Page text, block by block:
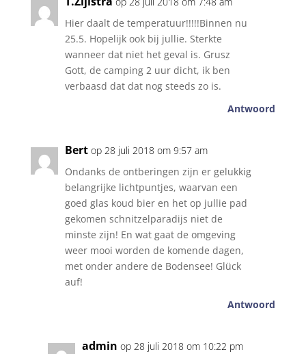
Hier daalt de temperatuur!!!!!Binnen nu
25.5. Hopelijk ook bij jullie. Sterkte
wanneer dat niet het geval is. Grusz
Gott, de camping 2 uur dicht, ik ben
verbaasd dat dat nog steeds zo is.
Antwoord
Bert op 28 juli 2018 om 9:57 am
Ondanks de ontberingen zijn er gelukkig
belangrijke lichtpuntjes, waarvan een
goed glas koud bier en het op jullie pad
gekomen schnitzelparadijs niet de
minste zijn! En wat gaat de omgeving
weer mooi worden de komende dagen,
met onder andere de Bodensee! Glück
auf!
Antwoord
admin op 28 juli 2018 om 10:22 pm